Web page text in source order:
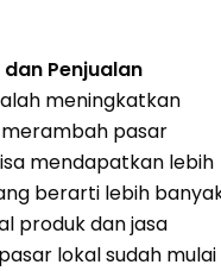
Penjualan
meningkatkan
pasar
mendapatkan lebih
berarti lebih
produk dan jasa
lokal sudah mulai